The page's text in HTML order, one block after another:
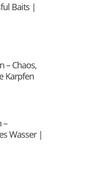
Baits |
– Chaos,
Karpfen
–
Wasser |